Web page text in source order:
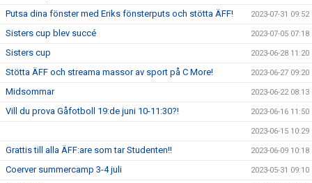
Putsa dina fönster med Eriks fönsterputs och stötta ÄFF! 2023-07-31 09:52
Sisters cup blev succé 2023-07-05 07:18
Sisters cup 2023-06-28 11:20
Stötta ÄFF och streama massor av sport på C More! 2023-06-27 09:20
Midsommar 2023-06-22 08:13
Vill du prova Gåfotboll 19:de juni 10-11:30?! 2023-06-16 11:50
2023-06-15 10:29
Grattis till alla ÄFF:are som tar Studenten!! 2023-06-09 10:18
Coerver summercamp 3-4 juli 2023-05-31 09:10